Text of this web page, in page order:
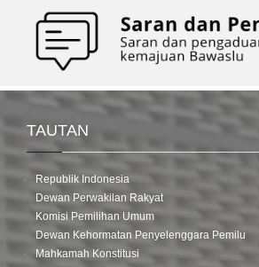
TAUTAN
Republik Indonesia
Dewan Perwakilan Rakyat
Komisi Pemilihan Umum
Dewan Kehormatan Penyelenggara Pemilu
Mahkamah Konstitusi